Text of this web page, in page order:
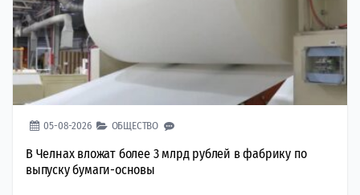
05-08-2026 ОБЩЕСТВО
В Челнах вложат более 3 млрд рублей в фабрику по
выпуску бумаги-основы